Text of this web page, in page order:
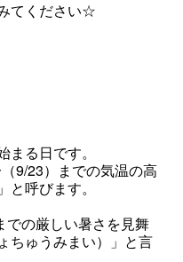
てください☆
る日です。
9/23）までの気温の高
呼びます。
での厳しい暑さを見舞
ちゅうみまい）」と言